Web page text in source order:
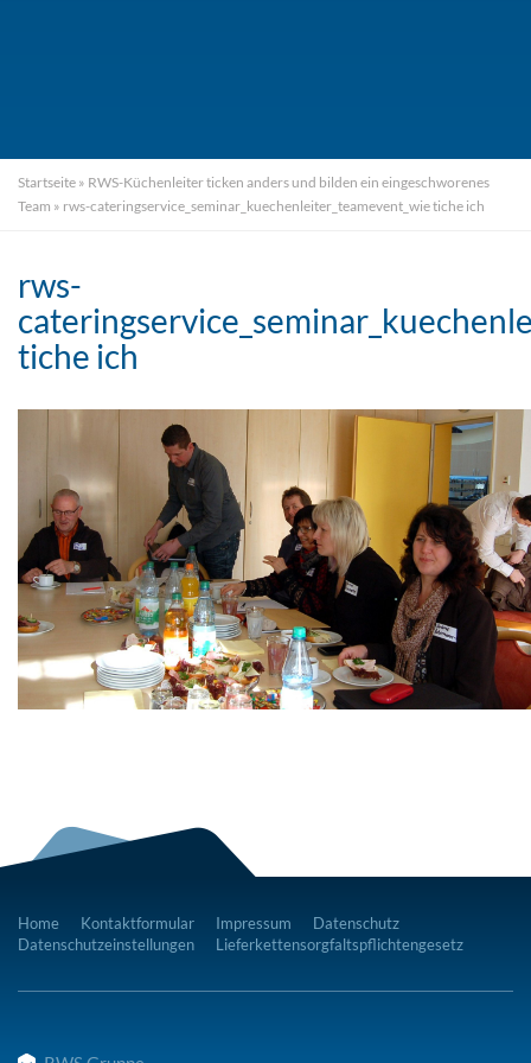
Startseite » RWS-Küchenleiter ticken anders und bilden ein eingeschworenes
Team » rws-cateringservice_seminar_kuechenleiter_teamevent_wie tiche ich
rws-
tiche ich
Home Kontaktformular Impressum
Datenschutz
Datenschutzeinstellungen
Lieferkettensorgfaltspflichtengesetz